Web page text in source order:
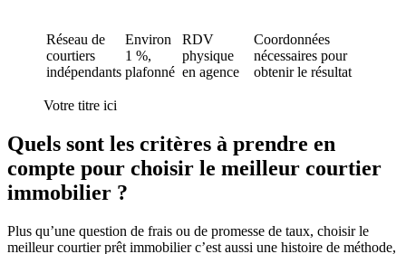
Réseau de
courtiers
indépendants
Environ
1 %,
plafonné
RDV
physique
en agence
Coordonnées
nécessaires pour
obtenir le résultat
Votre titre ici
Quels sont les critères à prendre en
compte pour choisir le meilleur courtier
immobilier ?
Plus qu’une question de frais ou de promesse de taux, choisir le
meilleur courtier prêt immobilier c’est aussi une histoire de méthode,